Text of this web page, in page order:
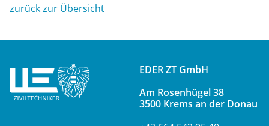
zurück zur Übersicht
EDER ZT GmbH
Am Rosenhügel 38
3500 Krems an der Donau